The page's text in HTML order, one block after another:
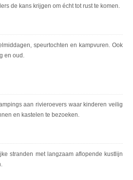
de kans krijgen om écht tot rust te komen.
speurtochten en kampvuren. Ook
en oud.
aan rivieroevers waar kinderen veilig
en kastelen te bezoeken.
stranden met langzaam aflopende kustlijn